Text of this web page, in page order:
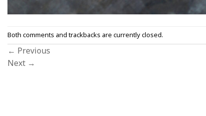
Both comments and trackbacks are currently closed.
← Previous
Next →